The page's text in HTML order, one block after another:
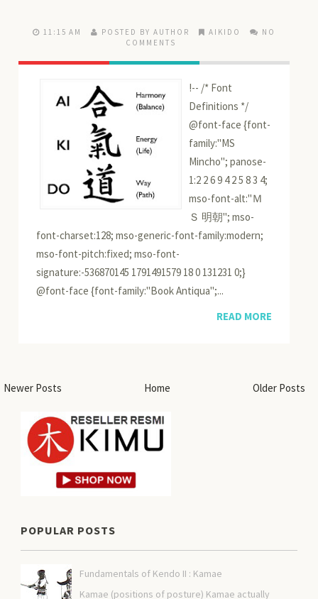
11:15 AM POSTED BY AUTHOR AIKIDO
NO
COMMENTS
!-- /* Font
Definitions */
@font-face {font-
family:"MS
Mincho"; panose-
1:2 2 6 9 4 2 5 8 3 4;
mso-font-alt:"Ｍ
Ｓ 明朝"; mso-
font-charset:128; mso-generic-font-family:modern;
mso-font-pitch:fixed; mso-font-
signature:-536870145 1791491579 18 0 131231 0;}
@font-face {font-family:"Book Antiqua";...
READ MORE
Newer Posts Older Posts
Home
POPULAR POSTS
Fundamentals of Kendo II : Kamae
Kamae (positions of posture) Kamae actually